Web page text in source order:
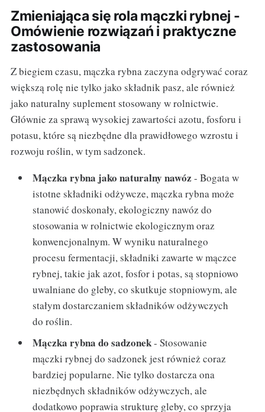
Zmieniająca się rola mączki rybnej -
Omówienie rozwiązań i praktyczne
zastosowania
Z biegiem czasu, mączka rybna zaczyna odgrywać coraz
większą rolę nie tylko jako składnik pasz, ale również
jako naturalny suplement stosowany w rolnictwie.
Głównie za sprawą wysokiej zawartości azotu, fosforu i
potasu, które są niezbędne dla prawidłowego wzrostu i
rozwoju roślin, w tym sadzonek.
Mączka rybna jako naturalny nawóz - Bogata w
istotne składniki odżywcze, mączka rybna może
stanowić doskonały, ekologiczny nawóz do
stosowania w rolnictwie ekologicznym oraz
konwencjonalnym. W wyniku naturalnego
procesu fermentacji, składniki zawarte w mączce
rybnej, takie jak azot, fosfor i potas, są stopniowo
uwalniane do gleby, co skutkuje stopniowym, ale
stałym dostarczaniem składników odżywczych
do roślin.
Mączka rybna do sadzonek- Stosowanie
mączki rybnej do sadzonek jest również coraz
bardziej popularne. Nie tylko dostarcza ona
niezbędnych składników odżywczych, ale
dodatkowo poprawia strukturę gleby, co sprzyja